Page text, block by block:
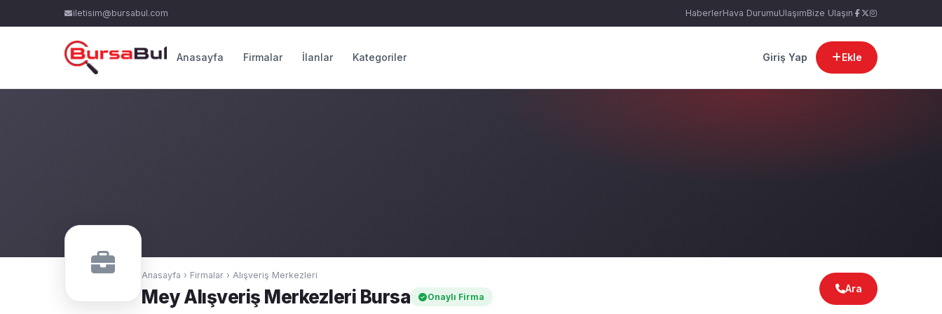
iletisim@bursabul.com HaberlerHava DurumuUlaşımBize Ulaşın
Anasayfa Firmalar İlanlar Kategoriler Giriş Yap Ekle
Anasayfa › Firmalar › Alışveriş Merkezleri
Mey Alışveriş Merkezleri Bursa Onaylı Firma
Ara